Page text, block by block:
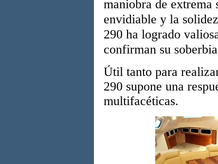
maniobra de extrema
envidiable y la
290 ha logrado
confirman su
Útil tanto para
290 supone una
multifacéticas.